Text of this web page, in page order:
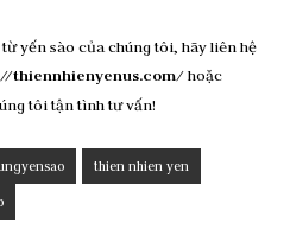
yến sào của chúng tôi, hãy liên hệ
thiennhienyenus.com/hoặc
tôi tận tình tư vấn!
thien nhien yen